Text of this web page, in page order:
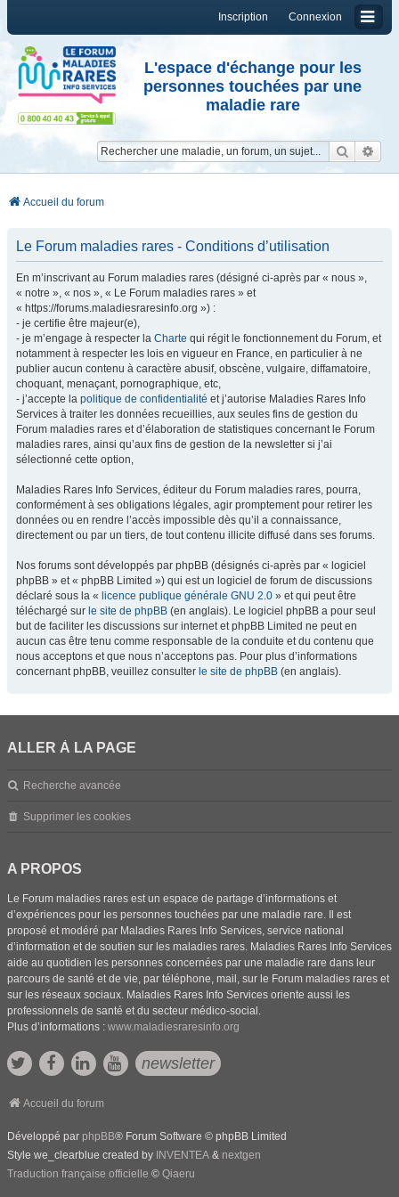
Connexion
Inscription
L'espace d'échange pour les
personnes touchées par une
maladie rare
Accueil du forum
Le Forum maladies rares - Conditions d’utilisation
En m’inscrivant au Forum maladies rares (désigné ci-après par « nous »,
« notre », « nos », « Le Forum maladies rares » et
« https://forums.maladiesraresinfo.org ») :
- je certifie être majeur(e),
- je m’engage à respecter la Charte qui régit le fonctionnement du Forum, et
notamment à respecter les lois en vigueur en France, en particulier à ne
publier aucun contenu à caractère abusif, obscène, vulgaire, diffamatoire,
choquant, menaçant, pornographique, etc,
- j’accepte la politique de confidentialité et j’autorise Maladies Rares Info
Services à traiter les données recueillies, aux seules fins de gestion du
Forum maladies rares et d’élaboration de statistiques concernant le Forum
maladies rares, ainsi qu’aux fins de gestion de la newsletter si j’ai
sélectionné cette option,
Maladies Rares Info Services, éditeur du Forum maladies rares, pourra,
conformément à ses obligations légales, agir promptement pour retirer les
données ou en rendre l’accès impossible dès qu’il a connaissance,
directement ou par un tiers, de tout contenu illicite diffusé dans ses forums.
Nos forums sont développés par phpBB (désignés ci-après par « logiciel
phpBB » et « phpBB Limited ») qui est un logiciel de forum de discussions
déclaré sous la « licence publique générale GNU 2.0 » et qui peut être
téléchargé sur le site de phpBB (en anglais). Le logiciel phpBB a pour seul
but de faciliter les discussions sur internet et phpBB Limited ne peut en
aucun cas être tenu comme responsable de la conduite et du contenu que
nous acceptons et que nous n’acceptons pas. Pour plus d’informations
concernant phpBB, veuillez consulter le site de phpBB (en anglais).
ALLER À LA PAGE
Recherche avancée
Supprimer les cookies
A PROPOS
Le Forum maladies rares est un espace de partage d’informations et
d’expériences pour les personnes touchées par une maladie rare. Il est
proposé et modéré par Maladies Rares Info Services, service national
d’information et de soutien sur les maladies rares. Maladies Rares Info Services
aide au quotidien les personnes concernées par une maladie rare dans leur
parcours de santé et de vie, par téléphone, mail, sur le Forum maladies rares et
sur les réseaux sociaux. Maladies Rares Info Services oriente aussi les
professionnels de santé et du secteur médico-social.
Plus d’informations : www.maladiesraresinfo.org
newsletter
Accueil du forum
Développé par phpBB® Forum Software © phpBB Limited
Style we_clearblue created by INVENTEA & nextgen
Traduction française officielle © Qiaeru